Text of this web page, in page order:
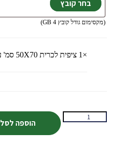
(מקסימום גודל קובץ 4 GB)
×1 ציפית לכרית 50X70 סמ' עם פרצופים בעיצוב נסיכה
הוספה לסל